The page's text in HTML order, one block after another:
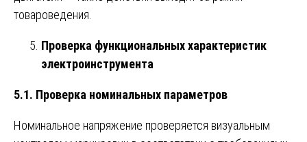
товароведения.
Проверка функциональных характеристик
электроинструмента
5.1. Проверка номинальных параметров
Номинальное напряжение проверяется визуальным